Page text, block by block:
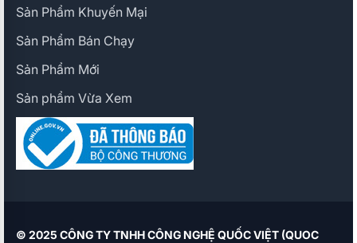
Sản Phẩm Khuyến Mại
Sản Phẩm Bán Chạy
Sản Phẩm Mới
Sản phẩm Vừa Xem
© 2025 CÔNG TY TNHH CÔNG NGHỆ QUỐC VIỆT (QUOC